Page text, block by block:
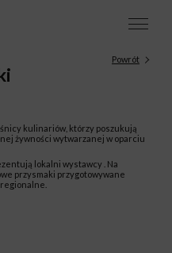
Powrót
kulinariów, którzy poszukują
żywności wytwarzanej w oparciu
lokalni wystawcy . Na
przysmaki przygotowywane